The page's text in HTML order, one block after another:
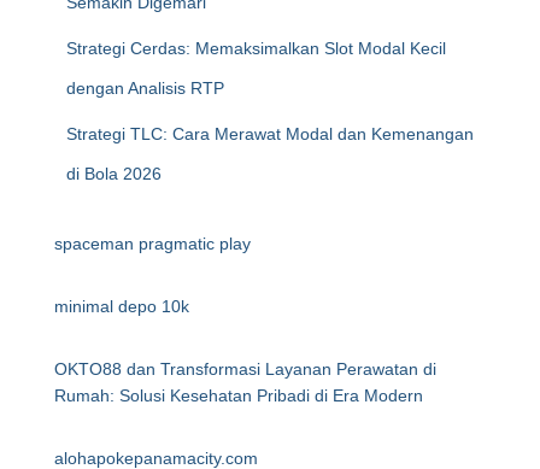
Strategi Cerdas: Memaksimalkan Slot Modal Kecil
dengan Analisis RTP
Strategi TLC: Cara Merawat Modal dan Kemenangan
di Bola 2026
spaceman pragmatic play
minimal depo 10k
OKTO88 dan Transformasi Layanan Perawatan di
Rumah: Solusi Kesehatan Pribadi di Era Modern
alohapokepanamacity.com